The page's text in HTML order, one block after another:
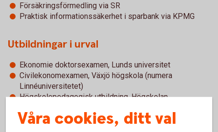
Försäkringsförmedling via SR
Praktisk informationssäkerhet i sparbank via KPMG
Utbildningar i urval
Ekonomie doktorsexamen, Lunds universitet
Civilekonomexamen, Växjö högskola (numera
Linnéuniversitetet)
Högskolepedagogisk utbildning, Högskolan
Akademisk ledarskapsutbildning, Sveriges universitets-
Våra cookies, ditt val